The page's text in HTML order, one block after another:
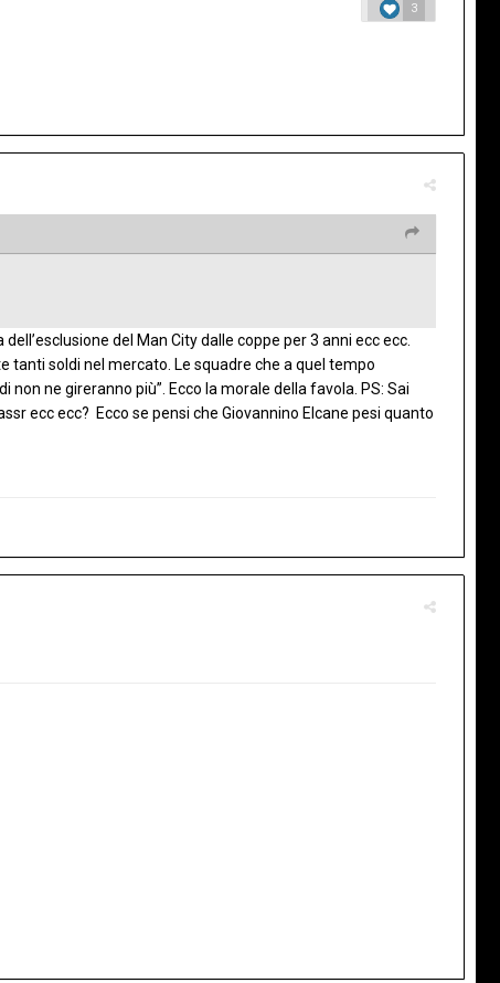
3
del Man City dalle coppe per 3 anni ecc ecc.
tanti soldi nel mercato. Le squadre che a quel tempo
ne gireranno più”. Ecco la morale della favola. PS: Sai
ecc ecc? Ecco se pensi che Giovannino Elcane pesi quanto